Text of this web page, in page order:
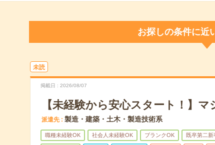
お探しの条件に近
未読
掲載日 2026/08/07
【未経験から安心スタート！】
派遣先 製造・建築・土木・製造技術系
職種未経験OK 社会人未経験OK ブランクOK 既卒第二新